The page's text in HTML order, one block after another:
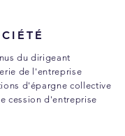
du dirigeant
de l'entreprise
d'épargne collective
cession d'entreprise